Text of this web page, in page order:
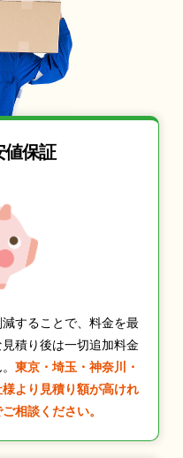
値保証
することで、料金を最
積り後は一切追加料金
東京・埼玉・神奈川・
より見積り額が高けれ
相談ください。